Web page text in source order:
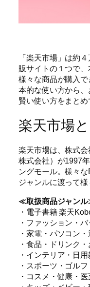
「楽天市場」は約
販サイトの１つで
様々な商品が購入
本的な使い方から
賢い使い方をまとめ
楽天市場
楽天市場は、株式
株式会社）が1997
ングモール。様々
ジャンルに渡って様
≪取扱商品ジャン
・電子書籍 楽天
・ファッション・
・家電・パソコン・
・食品・ドリンク
・インテリア・日
・スポーツ・ゴルフ
・コスメ・健康・医